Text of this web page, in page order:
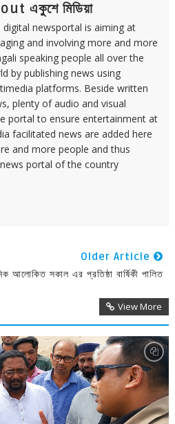
একুশে মিডিয়া
digital newsportal is aiming at
and involving more and more
speaking people all over the
by publishing news using
platforms. Beside written
plenty of audio and visual
portal to ensure entertainment at
facilitated news are added here
and more people and thus
portal of the country
Older Article
আলোকিত সকাল এর প্রতিষ্ঠা বার্ষিকী পালিত
View More